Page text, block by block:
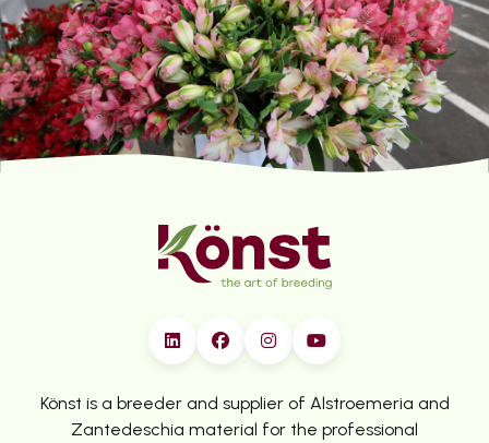
Könst is a breeder and supplier of Alstroemeria and
Zantedeschia material for the professional